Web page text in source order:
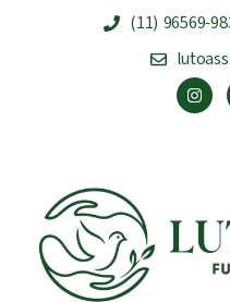
(11) 96569-